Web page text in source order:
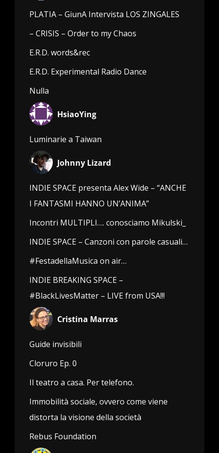
PLATIA – GiunA Intervista LOS ZINGALES
– CRISIS – Order to my Chaos
E.R.D. words&rec
E.R.D. Experimental Radio Dance
Nulla
HsiaoYing
Luminarie a Taiwan
Johnny Lizard
INDIE SPACE presenta Alex Wide – “ANCHE
I FANTASMI HANNO UN’ANIMA”
Incontri MULTIPLI…. conosciamo Mikulski_
INDIE SPACE – Canzoni con parole casuali…
#FestadellaMusica on air…
INDIE BREAKING SPACE –
#BlackLivesMatter – LIVE from USA!!!
Cristina Marras
Guide invisibili
Cloruro Ep. 0
Il teatro a casa. Per telefono.
Immobilità sociale, ovvero come viene
distorta la visione della società
Rebus Foundation